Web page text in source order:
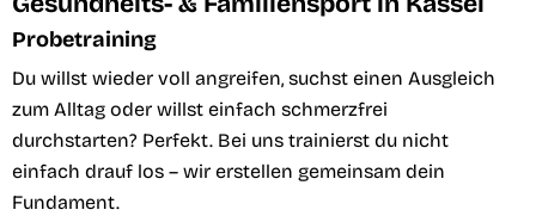
Probetraining
Du willst wieder voll angreifen, suchst einen Ausgleich
zum Alltag oder willst einfach schmerzfrei
durchstarten? Perfekt. Bei uns trainierst du nicht
einfach drauf los – wir erstellen gemeinsam dein
Fundament.